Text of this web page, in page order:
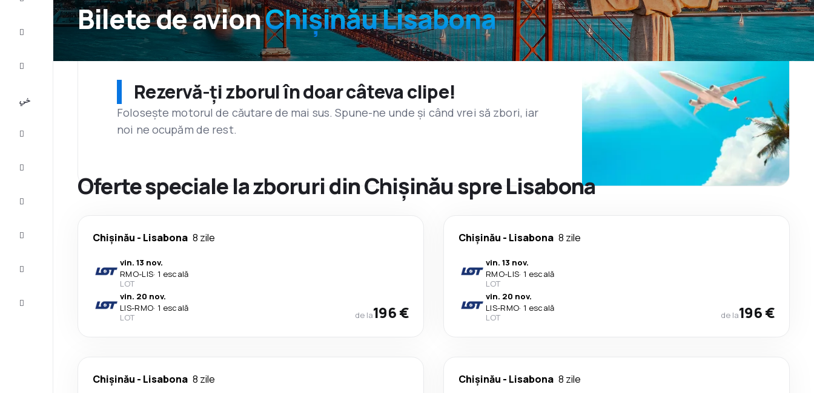
Bilete de avionChișinău Lisabona
Rezervă-ți zborul în doar câteva clipe!
Folosește motorul de căutare de mai sus. Spune-ne unde și când vrei să zbori, iar
noi ne ocupăm de rest.
Oferte speciale la zboruri din Chișinău spre Lisabona
Chișinău - Lisabona 8 zile
vin. 13 nov.
RMO-LIS· 1 escală
LOT
vin. 20 nov.
LIS-RMO· 1 escală
LOT
de la196 €
Chișinău - Lisabona 8 zile
vin. 13 nov.
RMO-LIS· 1 escală
LOT
vin. 20 nov.
LIS-RMO· 1 escală
LOT
de la196 €
Chișinău - Lisabona 8 zile Chișinău - Lisabona 8 zile